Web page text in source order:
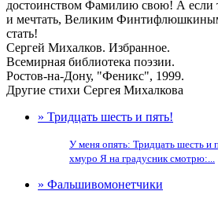
достоинством Фамилию свою! А если
и мечтать, Великим
стать!
Сергей Михалков. Избранное.
Всемирная библиотека поэзии.
Ростов-на-Дону, "Феникс", 1999.
Другие стихи Сергея Михалкова
» Тридцать шесть и пять!
У меня опять: Тридцать шесть и
хмуро Я на градусник смотрю:...
» Фальшивомонетчики